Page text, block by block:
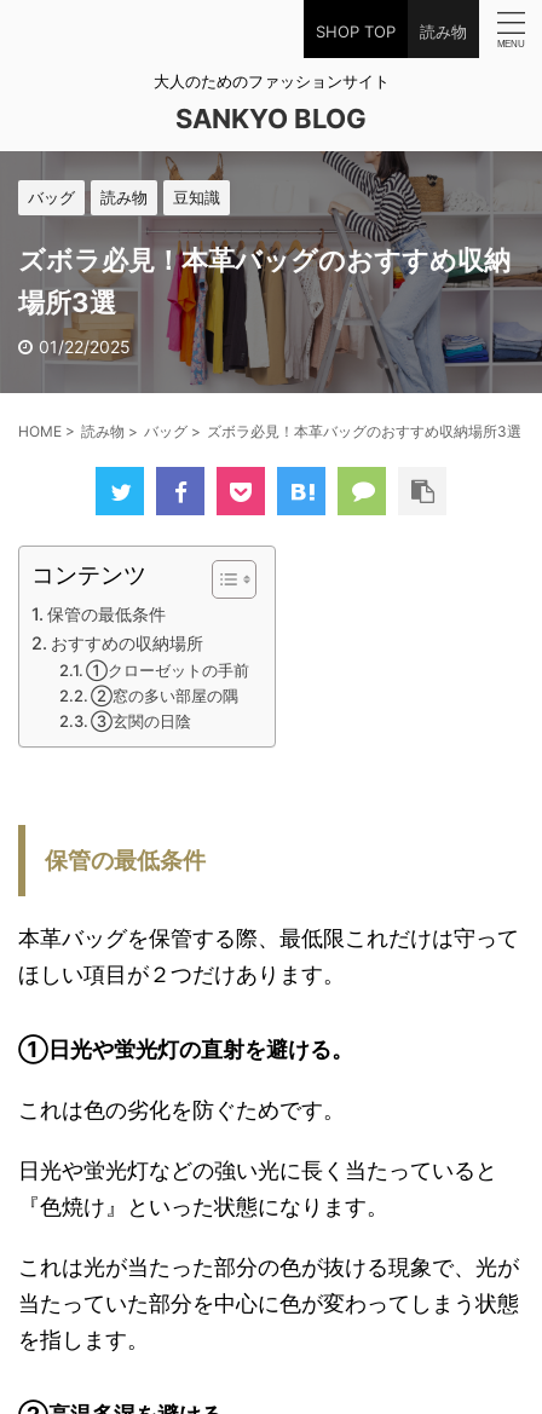
SHOP TOP 読み物
大人のためのファッションサイト
SANKYO BLOG
バッグ 読み物 豆知識
ズボラ必見！本革バッグのおすすめ収納
場所3選
01/22/2025
HOME > 読み物 > バッグ > ズボラ必見！本革バッグのおすすめ収納場所3選
コンテンツ
保管の最低条件
おすすめの収納場所
①クローゼットの手前
②窓の多い部屋の隅
③玄関の日陰
保管の最低条件
本革バッグを保管する際、最低限これだけは守って
ほしい項目が２つだけあります。
①日光や蛍光灯の直射を避ける。
これは色の劣化を防ぐためです。
日光や蛍光灯などの強い光に長く当たっていると
『色焼け』といった状態になります。
これは光が当たった部分の色が抜ける現象で、光が
当たっていた部分を中心に色が変わってしまう状態
を指します。